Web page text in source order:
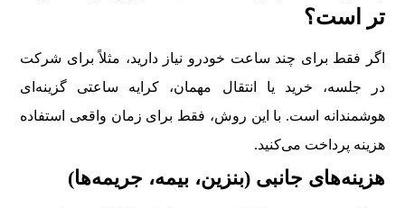
تر است؟
اگر فقط برای چند ساعت خودرو نیاز دارید، مثلاً برای شرکت
در جلسه، خرید یا انتقال مهمان، کرایه ساعتی گزینه‌ای
هوشمندانه است. با این روش، فقط برای زمان واقعی استفاده
هزینه پرداخت می‌کنید.
هزینه‌های جانبی (بنزین، بیمه، جریمه‌ها)